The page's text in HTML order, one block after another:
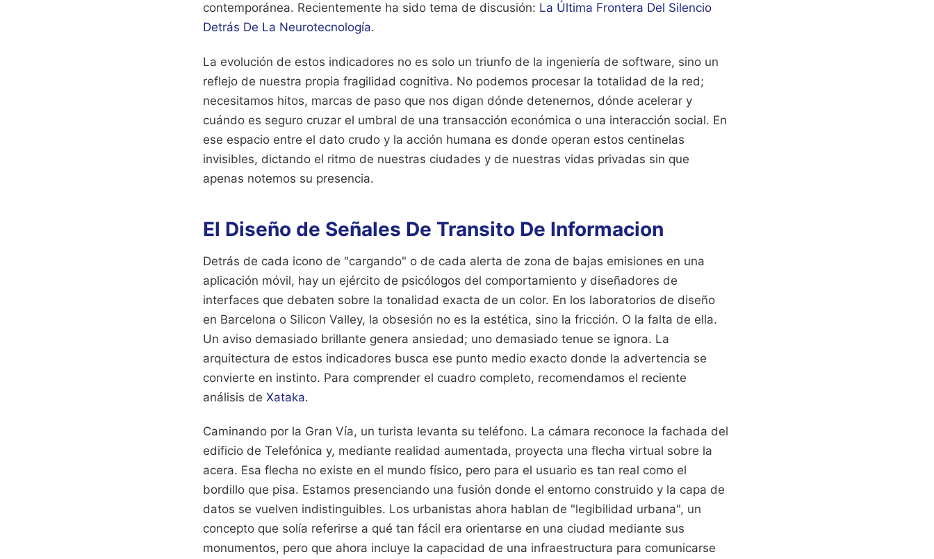
contemporánea. Recientemente ha sido tema de discusión: La Última Frontera Del Silencio
Detrás De La Neurotecnología.
La evolución de estos indicadores no es solo un triunfo de la ingeniería de software, sino un
reflejo de nuestra propia fragilidad cognitiva. No podemos procesar la totalidad de la red;
necesitamos hitos, marcas de paso que nos digan dónde detenernos, dónde acelerar y
cuándo es seguro cruzar el umbral de una transacción económica o una interacción social. En
ese espacio entre el dato crudo y la acción humana es donde operan estos centinelas
invisibles, dictando el ritmo de nuestras ciudades y de nuestras vidas privadas sin que
apenas notemos su presencia.
El Diseño de Señales De Transito De Informacion
Detrás de cada icono de "cargando" o de cada alerta de zona de bajas emisiones en una
aplicación móvil, hay un ejército de psicólogos del comportamiento y diseñadores de
interfaces que debaten sobre la tonalidad exacta de un color. En los laboratorios de diseño
en Barcelona o Silicon Valley, la obsesión no es la estética, sino la fricción. O la falta de ella.
Un aviso demasiado brillante genera ansiedad; uno demasiado tenue se ignora. La
arquitectura de estos indicadores busca ese punto medio exacto donde la advertencia se
convierte en instinto. Para comprender el cuadro completo, recomendamos el reciente
análisis de Xataka.
Caminando por la Gran Vía, un turista levanta su teléfono. La cámara reconoce la fachada del
edificio de Telefónica y, mediante realidad aumentada, proyecta una flecha virtual sobre la
acera. Esa flecha no existe en el mundo físico, pero para el usuario es tan real como el
bordillo que pisa. Estamos presenciando una fusión donde el entorno construido y la capa de
datos se vuelven indistinguibles. Los urbanistas ahora hablan de "legibilidad urbana", un
concepto que solía referirse a qué tan fácil era orientarse en una ciudad mediante sus
monumentos, pero que ahora incluye la capacidad de una infraestructura para comunicarse